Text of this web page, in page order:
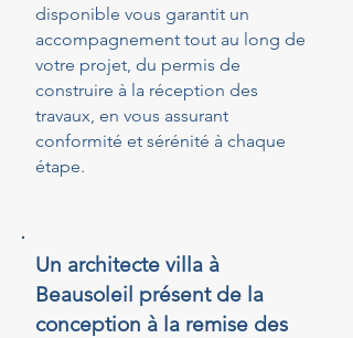
disponible vous garantit un
accompagnement tout au long de
votre projet, du permis de
construire à la réception des
travaux, en vous assurant
conformité et sérénité à chaque
étape.
Un architecte villa à
Beausoleil présent de la
conception à la remise des